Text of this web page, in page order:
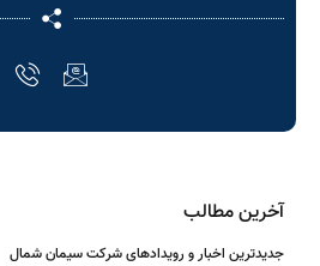
آخرین مطالب
جدیدترین اخبار و رویدادهای شرکت سیمان شمال